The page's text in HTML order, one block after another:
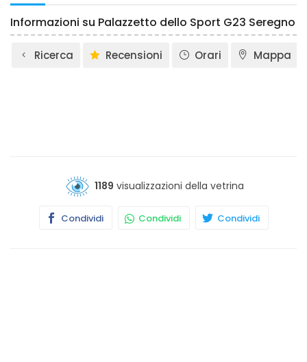
Informazioni su Palazzetto dello Sport G23 Seregno
Ricerca Recensioni Orari Mappa
1189 visualizzazioni della vetrina
Condividi Condividi Condividi